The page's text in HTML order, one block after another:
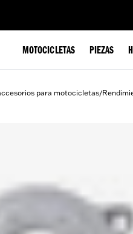
MOTOCICLETAS PIEZAS
para motocicletas/